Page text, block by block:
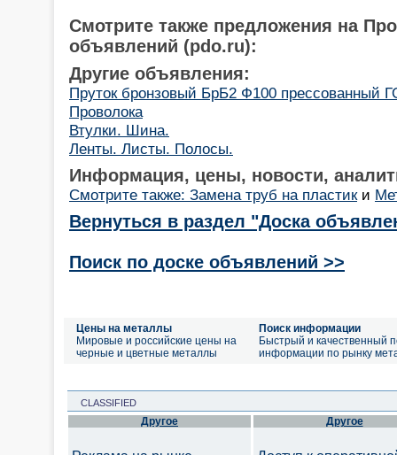
Смотрите также предложения на
объявлений (pdo.ru):
Другие объявления:
Пруток бронзовый БрБ2 Ф100 прессованный
Проволока
Втулки. Шина.
Ленты. Листы. Полосы.
Информация, цены, новости,
Смотрите также: Замена труб на пластики
Вернуться в раздел "Доска
Поиск по доске объявлений >>
Цены на металлы
Мировые и российские цены на
черные и цветные металлы
Поиск информации
Быстрый и качественный
информации по рынку
CLASSIFIED
Другое Другое